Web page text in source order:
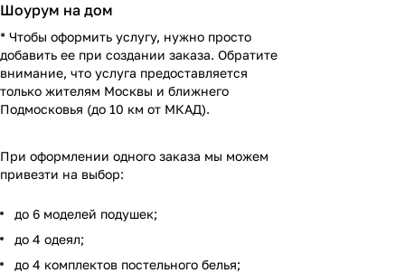
Шоурум на дом
* Чтобы оформить услугу, нужно просто
добавить ее при создании заказа. Обратите
внимание, что услуга предоставляется
только жителям Москвы и ближнего
Подмосковья (до 10 км от МКАД).
При оформлении одного заказа мы можем
привезти на выбор:
до 6 моделей подушек;
до 4 одеял;
до 4 комплектов постельного белья;